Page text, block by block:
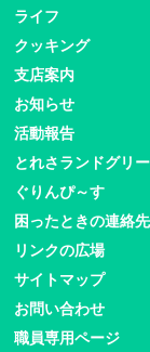
ライフ
クッキング
支店案内
お知らせ
活動報告
とれさランドグリ
ぐりんぴ～す
困ったときの連絡先
リンクの広場
サイトマップ
お問い合わせ
職員専用ページ